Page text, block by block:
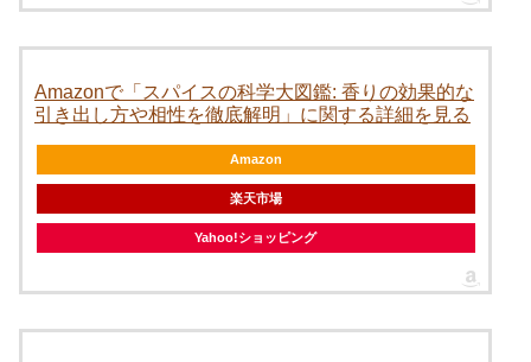
Amazonで「スパイスの科学大図鑑: 香りの効果的な
引き出し方や相性を徹底解明」に関する詳細を見る
Amazon
楽天市場
Yahoo!ショッピング